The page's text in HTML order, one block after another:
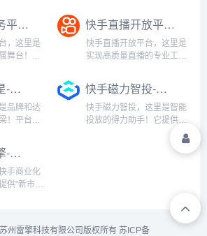
。它就像
，随时为
让你的内
播、才艺表演，还是想参与
热门话题讨论，直播伴侣都
能为你精准推荐。它支持多
快手机构服务平台-MCN机构管理与商业变现平台
，这里是
舞台！这
、风格、
平台提供
能，支持
快手直播开放平台-专业直播技术服务与推流解决方案
快手直播开放平台，这里是
实现高质量直播的专业工
播等全面功能，让直播变得
简单又专业。无论你是新手
还是资深主播，都能通过这
快手磁力聚星-达人营销与内容合作一站式平台
品牌和达
！平台拥
营销需
行品牌推
是想提升
快手磁力智投-智能广告投放与营销管理平台
快手磁力智投，这里是智能
投放的得力助手！它提供丰
富的媒体流量，精准覆盖各
类媒体资源，多渠道触达各
快手磁力引擎-全方位商业营销服务与解决方案
手商业化
供"新市井
州雷擎科技有限公司版权所有 苏ICP备